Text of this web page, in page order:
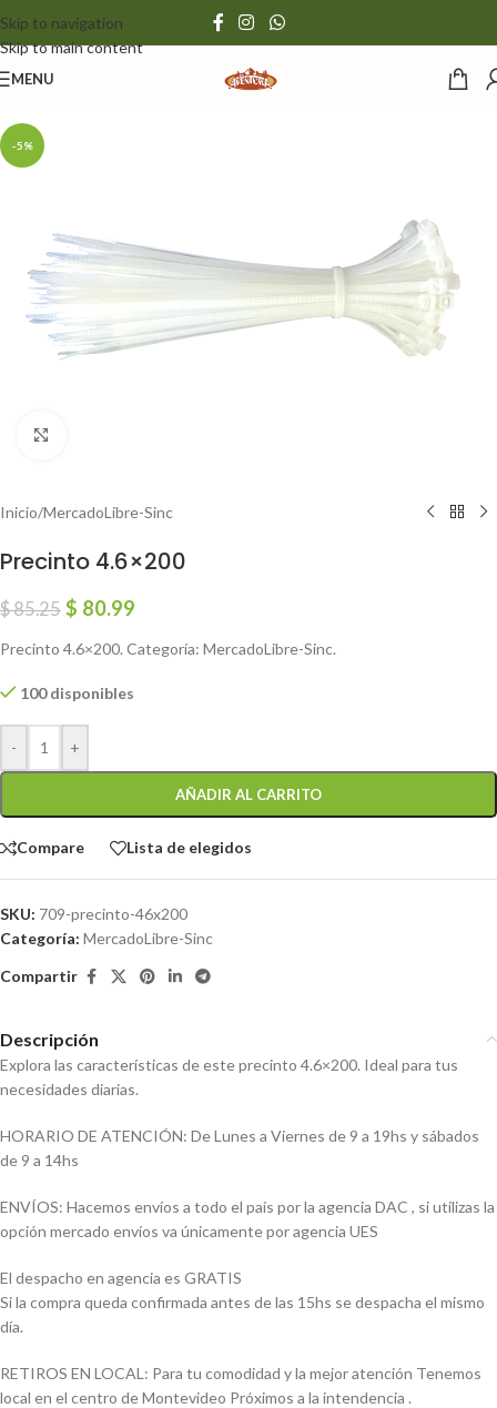
Skip to navigation
Skip to main content
MENU
-5%
Inicio/MercadoLibre-Sinc
Precinto 4.6×200
$85.25 $ 80.99
Precinto 4.6×200. Categoría: MercadoLibre-Sinc.
100 disponibles
- +
AÑADIR AL CARRITO
Compare Lista de elegidos
SKU: 709-precinto-46x200
Categoría: MercadoLibre-Sinc
Compartir
Descripción
Explora las características de este precinto 4.6×200. Ideal para tus
necesidades diarias.
HORARIO DE ATENCIÓN: De Lunes a Viernes de 9 a 19hs y sábados
de 9 a 14hs
ENVÍOS: Hacemos envíos a todo el país por la agencia DAC , si utilizas la
opción mercado envíos va únicamente por agencia UES
El despacho en agencia es GRATIS
Si la compra queda confirmada antes de las 15hs se despacha el mismo
día.
RETIROS EN LOCAL: Para tu comodidad y la mejor atención Tenemos
local en el centro de Montevideo Próximos a la intendencia .